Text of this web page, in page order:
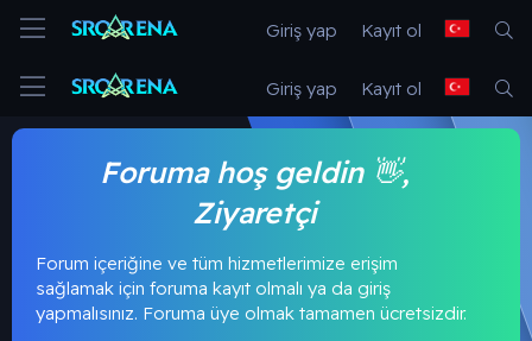
Giriş yap Kayıt ol
Giriş yap Kayıt ol
Foruma hoş geldin 👋,
Ziyaretçi
Forum içeriğine ve tüm hizmetlerimize erişim
sağlamak için foruma kayıt olmalı ya da giriş
yapmalısınız. Foruma üye olmak tamamen ücretsizdir.